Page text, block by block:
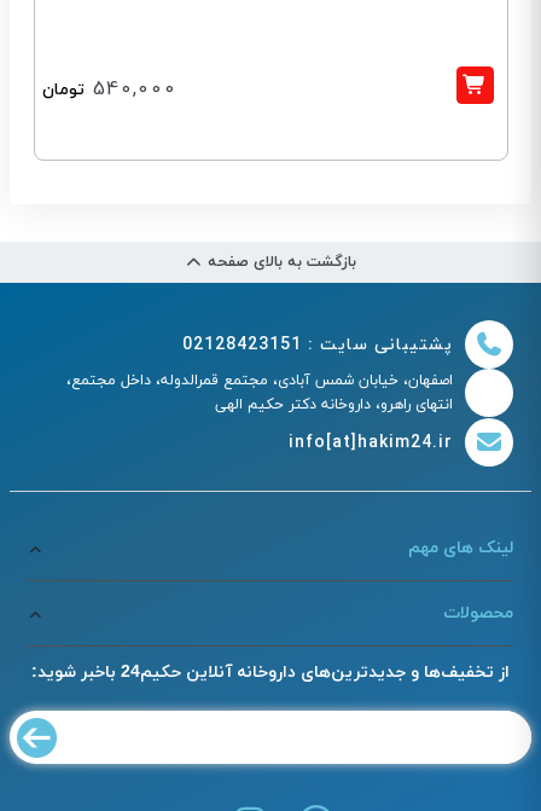
540,000 تومان
بازگشت به بالای صفحه
پشتیبانی سایت : 02128423151
اصفهان، خیابان شمس آبادی، مجتمع قمرالدوله، داخل مجتمع،
انتهای راهرو، داروخانه دکتر حکیم الهی
info[at]hakim24.ir
لینک های مهم
محصولات
از تخفیف‌ها و جدیدترین‌های داروخانه آنلاین حکیم24 باخبر شوید: